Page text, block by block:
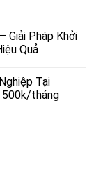
Giải Pháp Khởi
Quả
Tại
500k/tháng